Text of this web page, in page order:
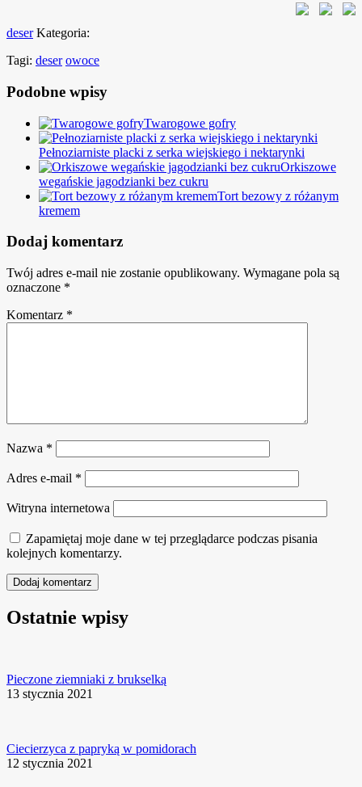
deser Kategoria:
Tagi: deser owoce
Podobne wpisy
Twarogowe gofry
Pełnoziarniste placki z serka wiejskiego i nektarynki
Orkiszowe
wegańskie jagodzianki bez cukru
Tort bezowy z różanym
kremem
Dodaj komentarz
Twój adres e-mail nie zostanie opublikowany. Wymagane pola są
oznaczone *
Komentarz *
Nazwa *
Adres e-mail *
Witryna internetowa
Zapamiętaj moje dane w tej przeglądarce podczas pisania
kolejnych komentarzy.
Ostatnie wpisy
Pieczone ziemniaki z brukselką
13 stycznia 2021
Ciecierzyca z papryką w pomidorach
12 stycznia 2021